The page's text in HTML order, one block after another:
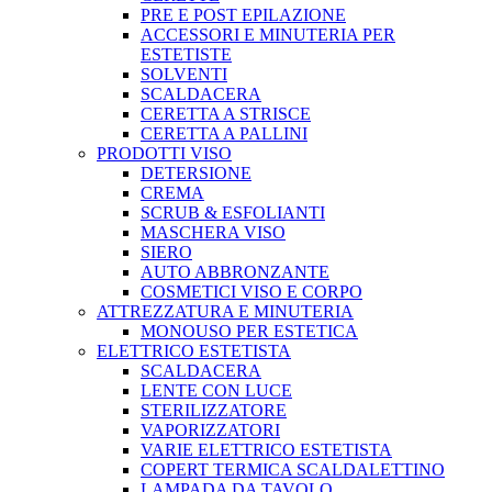
PRE E POST EPILAZIONE
ACCESSORI E MINUTERIA PER
ESTETISTE
SOLVENTI
SCALDACERA
CERETTA A STRISCE
CERETTA A PALLINI
PRODOTTI VISO
DETERSIONE
CREMA
SCRUB & ESFOLIANTI
MASCHERA VISO
SIERO
AUTO ABBRONZANTE
COSMETICI VISO E CORPO
ATTREZZATURA E MINUTERIA
MONOUSO PER ESTETICA
ELETTRICO ESTETISTA
SCALDACERA
LENTE CON LUCE
STERILIZZATORE
VAPORIZZATORI
VARIE ELETTRICO ESTETISTA
COPERT TERMICA SCALDALETTINO